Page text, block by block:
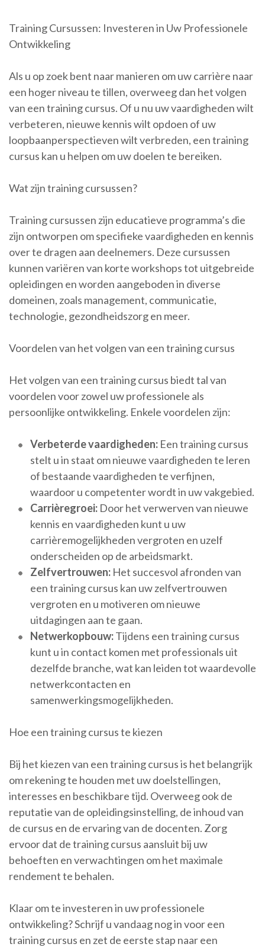
Training Cursussen: Investeren in Uw Professionele
Ontwikkeling
Als u op zoek bent naar manieren om uw carrière naar
een hoger niveau te tillen, overweeg dan het volgen
van een training cursus. Of u nu uw vaardigheden wilt
verbeteren, nieuwe kennis wilt opdoen of uw
loopbaanperspectieven wilt verbreden, een training
cursus kan u helpen om uw doelen te bereiken.
Wat zijn training cursussen?
Training cursussen zijn educatieve programma’s die
zijn ontworpen om specifieke vaardigheden en kennis
over te dragen aan deelnemers. Deze cursussen
kunnen variëren van korte workshops tot uitgebreide
opleidingen en worden aangeboden in diverse
domeinen, zoals management, communicatie,
technologie, gezondheidszorg en meer.
Voordelen van het volgen van een training cursus
Het volgen van een training cursus biedt tal van
voordelen voor zowel uw professionele als
persoonlijke ontwikkeling. Enkele voordelen zijn:
Verbeterde vaardigheden: Een training cursus
stelt u in staat om nieuwe vaardigheden te leren
of bestaande vaardigheden te verfijnen,
waardoor u competenter wordt in uw vakgebied.
Carrièregroei: Door het verwerven van nieuwe
kennis en vaardigheden kunt u uw
carrièremogelijkheden vergroten en uzelf
onderscheiden op de arbeidsmarkt.
Zelfvertrouwen: Het succesvol afronden van
een training cursus kan uw zelfvertrouwen
vergroten en u motiveren om nieuwe
uitdagingen aan te gaan.
Netwerkopbouw:Tijdens een training cursus
kunt u in contact komen met professionals uit
dezelfde branche, wat kan leiden tot waardevolle
netwerkcontacten en
samenwerkingsmogelijkheden.
Hoe een training cursus te kiezen
Bij het kiezen van een training cursus is het belangrijk
om rekening te houden met uw doelstellingen,
interesses en beschikbare tijd. Overweeg ook de
reputatie van de opleidingsinstelling, de inhoud van
de cursus en de ervaring van de docenten. Zorg
ervoor dat de training cursus aansluit bij uw
behoeften en verwachtingen om het maximale
rendement te behalen.
Klaar om te investeren in uw professionele
ontwikkeling? Schrijf u vandaag nog in voor een
training cursus en zet de eerste stap naar een